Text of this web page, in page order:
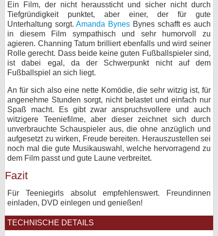
Ein Film, der nicht heraussticht und sicher nicht durch
Tiefgründigkeit punktet, aber einer, der für gute
Unterhaltung sorgt.Amanda Bynes Bynes schafft es auch
in diesem Film sympathisch und sehr humorvoll zu
agieren. Channing Tatum brilliert ebenfalls und wird seiner
Rolle gerecht. Dass beide keine guten Fußballspieler sind,
ist dabei egal, da der Schwerpunkt nicht auf dem
Fußballspiel an sich liegt.
An für sich also eine nette Komödie, die sehr witzig ist, für
angenehme Stunden sorgt, nicht belastet und einfach nur
Spaß macht. Es gibt zwar anspruchsvollere und auch
witzigere Teeniefilme, aber dieser zeichnet sich durch
unverbrauchte Schauspieler aus, die ohne anzüglich und
aufgesetzt zu wirken, Freude bereiten. Herauszustellen sei
noch mal die gute Musikauswahl, welche hervorragend zu
dem Film passt und gute Laune verbreitet.
Fazit
Für Teeniegirls absolut empfehlenswert. Freundinnen
einladen, DVD einlegen und genießen!
TECHNISCHE DETAILS